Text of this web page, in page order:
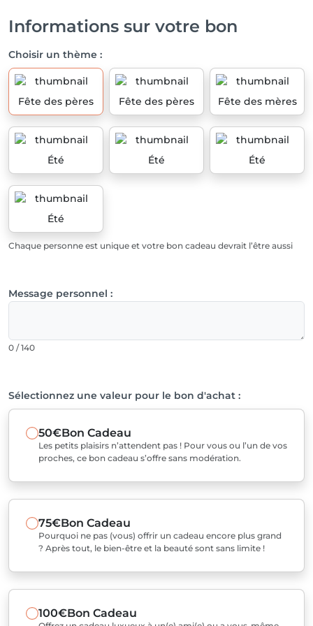
Informations sur votre bon
Choisir un thème :
Fête des pères Fête des pères Fête des mères
Été Été Été
Été
Chaque personne est unique et votre bon cadeau devrait l’être aussi
Message personnel :
0 / 140
Sélectionnez une valeur pour le bon d'achat :
50€Bon Cadeau
Les petits plaisirs n’attendent pas ! Pour vous ou l’un de vos
proches, ce bon cadeau s’offre sans modération.
75€Bon Cadeau
Pourquoi ne pas (vous) offrir un cadeau encore plus grand
? Après tout, le bien-être et la beauté sont sans limite !
100€Bon Cadeau